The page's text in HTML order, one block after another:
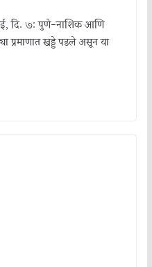
दि. ७: पुणे-नाशिक आणि
प्रमाणात खड्डे पडले असून या